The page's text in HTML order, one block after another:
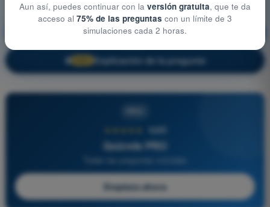
Derecho Aéreo ¡Entrenamiento!
🔒 Explicación de la pregunta
4,6/5
Quizvds PRO
Empieza ahora
Aun así, puedes continuar con la versión gratuita, que te da
acceso al 75% de las preguntas con un límite de 3
simulaciones cada 2 horas.